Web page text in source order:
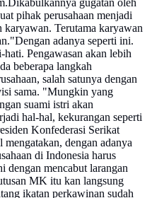
gugatan oleh
pihak perusahaan menjadi
karyawan. Terutama karyawan
adanya seperti ini.
hati. Pengawasan akan lebih
beberapa langkah
salah satunya dengan
sama. "Mungkin yang
suami istri akan
hal-hal, kekurangan seperti
Konfederasi Serikat
dengan adanya
di Indonesia harus
dengan mencabut larangan
MK itu kan langsung
ikatan perkawinan sudah